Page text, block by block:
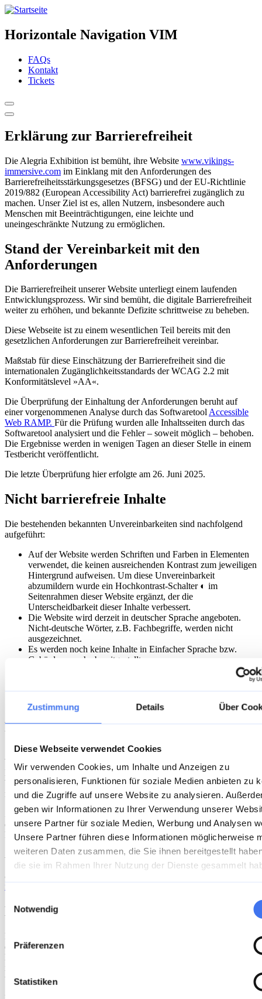
Zustimmung Details Über
Diese Webseite verwendet Cookies
Wir verwenden Cookies, um Inhalte und Anzeigen zu
personalisieren, Funktionen für soziale Medien anbieten zu
und die Zugriffe auf unsere Website zu analysieren.
geben wir Informationen zu Ihrer Verwendung unserer
unsere Partner für soziale Medien, Werbung und Analysen
Unsere Partner führen diese Informationen möglicherweise
weiteren Daten zusammen, die Sie ihnen bereitgestellt
die sie im Rahmen Ihrer Nutzung der Dienste gesammelt
Notwendig
Präferenzen
Statistiken
Horizontale Navigation VIM
FAQs
Kontakt
Tickets
Erklärung zur Barrierefreiheit
Die Alegria Exhibition ist bemüht, ihre Website www.vikings-
immersive.com im Einklang mit den Anforderungen des
Barrierefreiheitsstärkungsgesetzes (BFSG) und der EU-Richtlinie
2019/882 (European Accessibility Act) barrierefrei zugänglich zu
machen. Unser Ziel ist es, allen Nutzern, insbesondere auch
Menschen mit Beeinträchtigungen, eine leichte und
uneingeschränkte Nutzung zu ermöglichen.
Stand der Vereinbarkeit mit den
Anforderungen
Die Barrierefreiheit unserer Website unterliegt einem laufenden
Entwicklungsprozess. Wir sind bemüht, die digitale Barrierefreiheit
weiter zu erhöhen, und bekannte Defizite schrittweise zu beheben.
Diese Webseite ist zu einem wesentlichen Teil bereits mit den
gesetzlichen Anforderungen zur Barrierefreiheit vereinbar.
Maßstab für diese Einschätzung der Barrierefreiheit sind die
internationalen Zugänglichkeitsstandards der WCAG 2.2 mit
Konformitätslevel »AA«.
Die Überprüfung der Einhaltung der Anforderungen beruht auf
einer vorgenommenen Analyse durch das SoftwaretoolAccessible
Web RAMP. Für die Prüfung wurden alle Inhaltsseiten durch das
Softwaretool analysiert und die Fehler – soweit möglich – behoben.
Die Ergebnisse werden in wenigen Tagen an dieser Stelle in einem
Testbericht veröffentlicht.
Die letzte Überprüfung hier erfolgte am 26. Juni 2025.
Nicht barrierefreie Inhalte
Die bestehenden bekannten Unvereinbarkeiten sind nachfolgend
aufgeführt:
Auf der Website werden Schriften und Farben in Elementen
verwendet, die keinen ausreichenden Kontrast zum jeweiligen
Hintergrund aufweisen. Um diese Unvereinbarkeit
abzumildern wurde ein Hochkontrast-Schalter ◐ im
Seitenrahmen dieser Website ergänzt, der die
Unterscheidbarkeit dieser Inhalte verbessert.
Die Website wird derzeit in deutscher Sprache angeboten.
Nicht-deutsche Wörter, z.B. Fachbegriffe, werden nicht
ausgezeichnet.
Es werden noch keine Inhalte in Einfacher Sprache bzw.
Gebärdensprache bereitgestellt.
Eingebundene, externe Inhalte Dritter, zum Beispiel Videos,
Podcasts oder Beiträge von Social Media Plattformen oder
YouTube sind nicht voll zugänglich und unterliegen nicht
unserem Einflussbereich.
Feedback und Kontaktangaben
Sind Ihnen Mängel beim barrierefreien Zugang zu Inhalten unserer
Website aufgefallen? Haben Sie Fragen zum Thema
Barrierefreiheit? Oder benötigen Sie Informationen, die nicht
barrierefrei dargestellt sind? Dann können Sie sich gerne bei uns
melden.
Zuständig für die barrierefreie Zugänglichkeit und die Bearbeitung
der im Rahmen des Feedback-Mechanismus eingehenden
Mitteilungen ist:
Alegria Exhibition GmbH
Stuntzstraße 16
81677 München
marketing@muenchenmusik.de
Durchsetzungsverfahren
Die Überwachung der Barrierefreiheitsanforderungen erfolgt durch
die zentrale "Marktüberwachungsstelle der Länder für die
Barrierefreiheit von Produkten und Dienstleistungen“ (MLBF), die
tätig ist.